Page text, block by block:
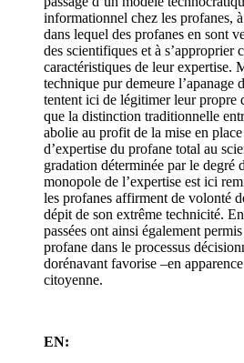
informationnel chez les profanes,
dans lequel des profanes en sont
des scientifiques et à s’approprier
caractéristiques de leur expertise.
technique pur demeure l’apanage
tentent ici de légitimer leur propre
que la distinction traditionnelle
abolie au profit de la mise en
d’expertise du profane total au
gradation déterminée par le
monopole de l’expertise est ici
les profanes affirment de volonté
dépit de son extrême technicité.
passées ont ainsi également
profane dans le processus
dorénavant favorise –en
citoyenne.
EN: